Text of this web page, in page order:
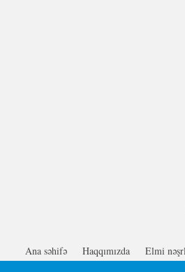
Ana səhifə Haqqımızda Elmi